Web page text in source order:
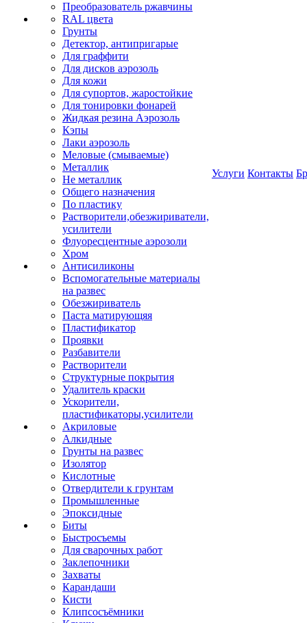
Преобразователь ржавчины
RAL цвета
Грунты
Детектор, антипригарые
Для граффити
Для дисков аэрозоль
Для кожи
Для супортов, жаростойкие
Для тонировки фонарей
Жидкая резина Аэрозоль
Кэпы
Лаки аэрозоль
Меловые (смываемые)
Металлик
Не металлик
Общего назначения
По пластику
Растворители,обезжириватели,
усилители
Флуоресцентные аэрозоли
Хром
Антисиликоны
Вспомогательные материалы
на развес
Обезжириватель
Паста матирующяя
Пластификатор
Проявки
Разбавители
Растворители
Структурные покрытия
Удалитель краски
Ускорители,
пластификаторы,усилители
Акриловые
Алкидные
Грунты на развес
Изолятор
Кислотные
Отвердители к грунтам
Промышленные
Эпоксидные
Биты
Быстросъемы
Для сварочных работ
Заклепочники
Захваты
Карандаши
Кисти
Клипсосъёмники
Услуги Контакты